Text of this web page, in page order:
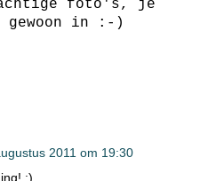
foto's, je
gewoon in :-)
2011 om 19:30
:)